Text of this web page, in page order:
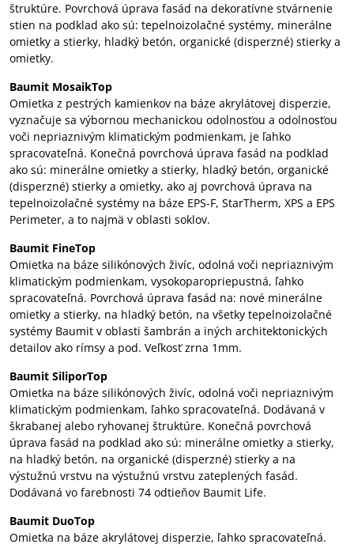
štruktúre. Povrchová úprava fasád na dekoratívne stvárnenie
stien na podklad ako sú: tepelnoizolačné systémy, minerálne
omietky a stierky, hladký betón, organické (disperzné) stierky a
omietky.
Baumit MosaikTop
Omietka z pestrých kamienkov na báze akrylátovej disperzie,
vyznačuje sa výbornou mechanickou odolnosťou a odolnosťou
voči nepriaznivým klimatickým podmienkam, je ľahko
spracovateľná. Konečná povrchová úprava fasád na podklad
ako sú: minerálne omietky a stierky, hladký betón, organické
(disperzné) stierky a omietky, ako aj povrchová úprava na
tepelnoizolačné systémy na báze EPS-F, StarTherm, XPS a EPS
Perimeter, a to najmä v oblasti soklov.
Baumit FineTop
Omietka na báze silikónových živíc, odolná voči nepriaznivým
klimatickým podmienkam, vysokoparopriepustná, ľahko
spracovateľná. Povrchová úprava fasád na: nové minerálne
omietky a stierky, na hladký betón, na všetky tepelnoizolačné
systémy Baumit v oblasti šambrán a iných architektonických
detailov ako rímsy a pod. Veľkosť zrna 1mm.
Baumit SiliporTop
Omietka na báze silikónových živíc, odolná voči nepriaznivým
klimatickým podmienkam, ľahko spracovateľná. Dodávaná v
škrabanej alebo ryhovanej štruktúre. Konečná povrchová
úprava fasád na podklad ako sú: minerálne omietky a stierky,
na hladký betón, na organické (disperzné) stierky a na
výstužnú vrstvu na výstužnú vrstvu zateplených fasád.
Dodávaná vo farebnosti 74 odtieňov Baumit Life.
Baumit DuoTop
Omietka na báze akrylátovej disperzie, ľahko spracovateľná.